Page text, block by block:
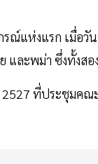
ณ์แห่งแรก เมื่อวั
และพม่า ซึ่งทั้งส
2527 ที่ประชุมค